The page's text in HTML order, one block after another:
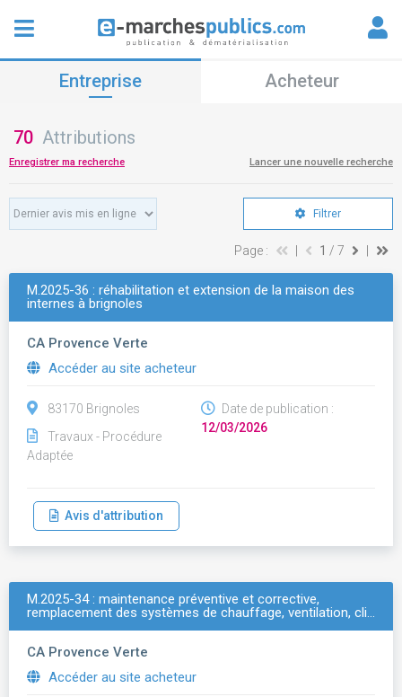
Entreprise Acheteur
70 Attributions
Enregistrer ma recherche Lancer une nouvelle recherche
Filtrer
Page : 1 / 7
M.2025-36 : réhabilitation et extension de la maison des
internes à brignoles
CA Provence Verte
Accéder au site acheteur
83170 Brignoles
Travaux - Procédure
Adaptée
Date de publication :
12/03/2026
Avis d'attribution
M.2025-34 : maintenance préventive et corrective,
remplacement des systèmes de chauffage, ventilation, cli…
CA Provence Verte
Accéder au site acheteur